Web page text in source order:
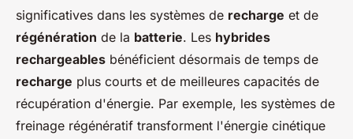
significatives dans les systèmes de recharge et de
régénération de la batterie. Les hybrides
rechargeables bénéficient désormais de temps de
recharge plus courts et de meilleures capacités de
récupération d'énergie. Par exemple, les systèmes de
freinage régénératif transforment l'énergie cinétique